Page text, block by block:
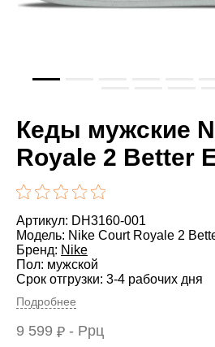
Кеды мужские
Royale 2 Better
Артикул: DH3160-001
Модель: Nike Court Royale 2
Бренд: Nike
Пол: мужской
Срок отгрузки: 3-4 рабочих дня
Подробнее
9 599 ₽ - Ррц